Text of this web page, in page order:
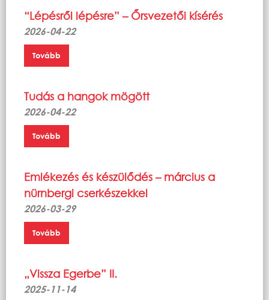
“Lépésről lépésre” – Őrsvezetői kísérés
2026-04-22
Tovább
Tudás a hangok mögött
2026-04-22
Tovább
Emlékezés és készülődés – március a
nürnbergi cserkészekkel
2026-03-29
Tovább
„Vissza Egerbe” II.
2025-11-14